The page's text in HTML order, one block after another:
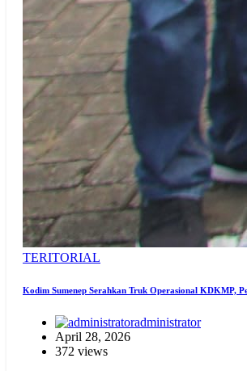
TERITORIAL
Kodim Sumenep Serahkan Truk Operasional KDKMP,
administrator
April 28, 2026
372 views